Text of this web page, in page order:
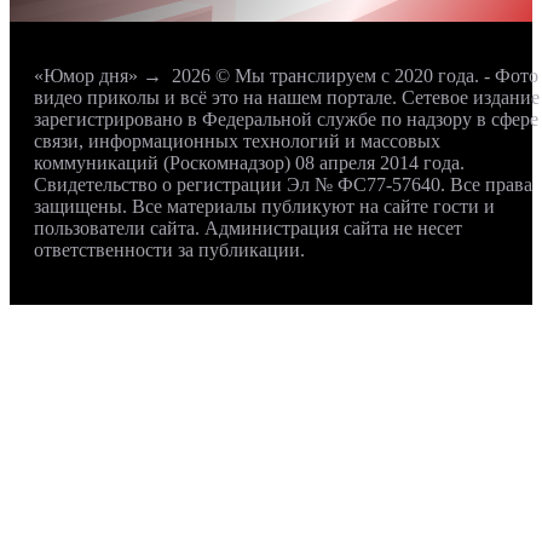
«Юмор дня» → 2026 © Мы транслируем с 2020 года. -
видео приколы и всё это на нашем портале. Сетевое издание
зарегистрировано в Федеральной службе по надзору в сфере
связи, информационных технологий и массовых
коммуникаций (Роскомнадзор) 08 апреля 2014 года.
Свидетельство о регистрации Эл № ФС77-57640. Все права
защищены. Все материалы публикуют на сайте гости и
пользователи сайта. Администрация сайта не несет
ответственности за публикации.